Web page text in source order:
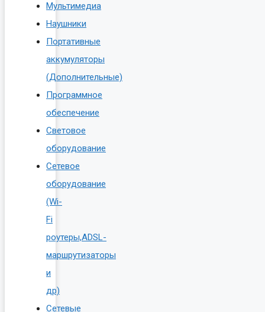
Мультимедиа
Наушники
Портативные
аккумуляторы
(Дополнительные)
Программное
обеспечение
Световое
оборудование
Сетевое
оборудование
(Wi-
Fi
роутеры,ADSL-
маршрутизаторы
и
др)
Сетевые